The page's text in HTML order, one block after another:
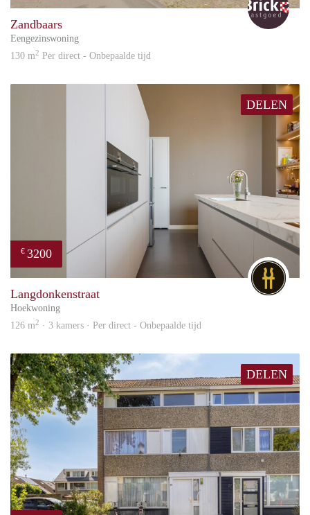
Zandbaars
Eengezinswoning
130 m2 Per direct - Onbepaalde tijd
DELEN
€ 3200
Langdonkenstraat
Hoekwoning
126 m2 · 3 kamers · Per direct - Onbepaalde tijd
DELEN